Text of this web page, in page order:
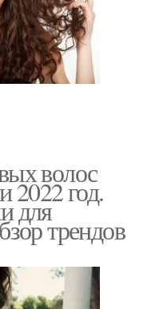
волос
2022 год.
для
трендов